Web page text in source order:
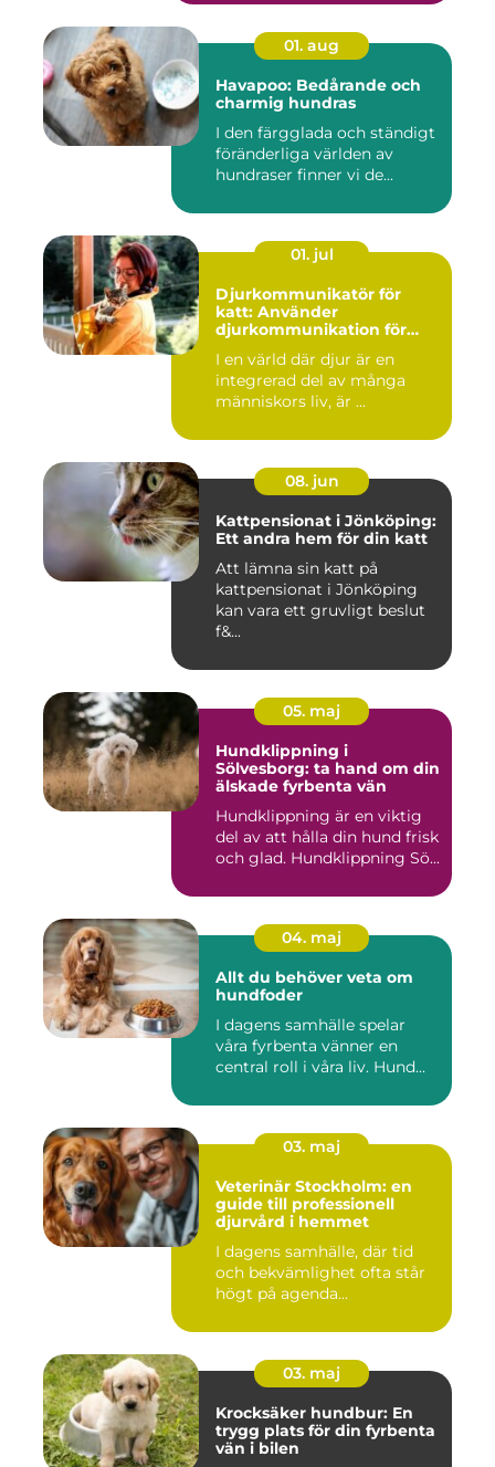
01. aug
Havapoo: Bedårande och
charmig hundras
I den färgglada och ständigt
föränderliga världen av
hundraser finner vi de...
01. jul
Djurkommunikatör för
katt: Använder
djurkommunikation för
I en värld där djur är en
integrerad del av många
människors liv, är ...
08. jun
Kattpensionat i Jönköping:
Ett andra hem för din katt
Att lämna sin katt på
kattpensionat i Jönköping
kan vara ett gruvligt beslut
f&...
05. maj
Hundklippning i
Sölvesborg: ta hand om din
älskade fyrbenta vän
Hundklippning är en viktig
del av att hålla din hund frisk
och glad. Hundklippning Sö...
04. maj
Allt du behöver veta om
hundfoder
I dagens samhälle spelar
våra fyrbenta vänner en
central roll i våra liv. Hund...
03. maj
Veterinär Stockholm: en
guide till professionell
djurvård i hemmet
I dagens samhälle, där tid
och bekvämlighet ofta står
högt på agenda...
03. maj
Krocksäker hundbur: En
trygg plats för din fyrbenta
vän i bilen